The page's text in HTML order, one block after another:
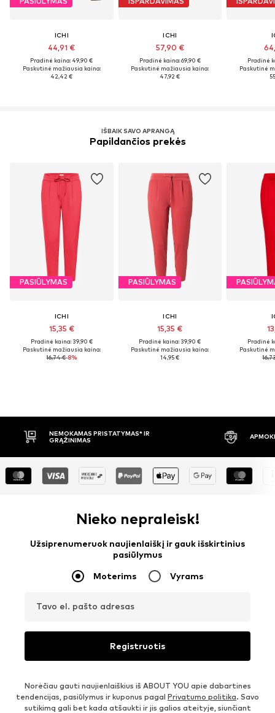
ICHI
44,91 €
Pradinė kaina: 49,90 €
Paskutinė mažiausia kaina:
42,42 €
ICHI
57,90 €
Pradinė kaina: 69,90 €
Paskutinė mažiausia kaina:
47,92 €
Pradinė
Paskutinė
IŠBAIK SAVO APRANGĄ
Papildančios prekės
PASIŪLYMAS
ICHI
15,35 €
Pradinė kaina: 39,90 €
Paskutinė mažiausia kaina:
16,74 €-8%
PASIŪLYMAS
ICHI
15,35 €
Pradinė kaina: 39,90 €
Paskutinė mažiausia kaina:
14,95 €
Pradinė
Paskutinė
APMOKĖJIMAS PRISTAČIUS 30 DIENŲ
Nieko nepraleisk!
Užsiprenumeruok naujienlaiškį ir gauk išskirtinius
pasiūlymus
Moterims Vyrams
Tavo el. pašto adresas
Registruotis
Norėčiau gauti naujienlaiškius iš ABOUT YOU apie dabartines
tendencijas, pasiūlymus ir kuponus pagal Privatumo politika. Savo
sutikimą gali bet kada atšaukti ir jis galios ateityje, siunčiant